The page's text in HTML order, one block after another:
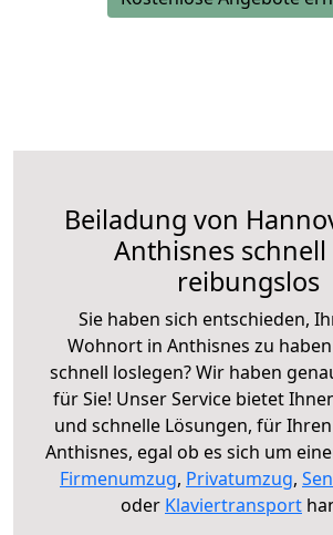
Beiladung von
Anthisnes
reibungslos
Sie haben sich entschieden,
Wohnort in Anthisnes zu
schnell loslegen? Wir haben
für Sie! Unser Service bietet
und schnelle Lösungen, für
Anthisnes, egal ob es sich um
Firmenumzug, Privatumzug,
oder Klaviertransport